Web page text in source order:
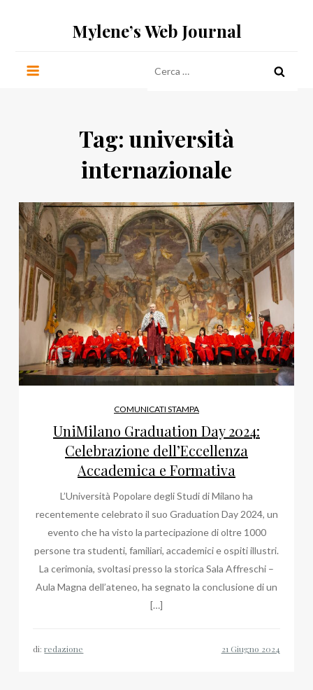
Mylene’s Web Journal
per:
Tag: università
internazionale
COMUNICATI STAMPA
UniMilano Graduation Day 2024:
Celebrazione dell’Eccellenza
Accademica e Formativa
L’Università Popolare degli Studi di Milano ha
recentemente celebrato il suo Graduation Day 2024, un
evento che ha visto la partecipazione di oltre 1000
persone tra studenti, familiari, accademici e ospiti illustri.
La cerimonia, svoltasi presso la storica Sala Affreschi –
Aula Magna dell’ateneo, ha segnato la conclusione di un
[…]
di:redazione